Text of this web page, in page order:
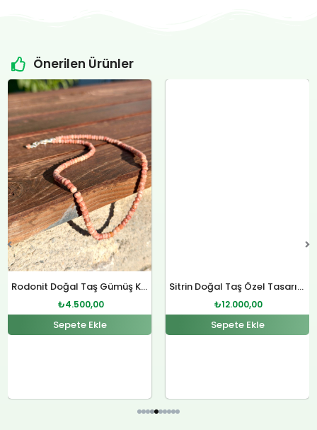
Önerilen Ürünler
Rodonit Doğal Taş Gümüş Kolye
Orijinal
fiyat:
₺4.800,00.
₺4.500,00
Şu
andaki
fiyat:
₺4.500,00.
Sepete Ekle
Sitrin Doğal Taş Özel Tasarım Gümüş Kolye
₺12.000,00
Sepete Ekle